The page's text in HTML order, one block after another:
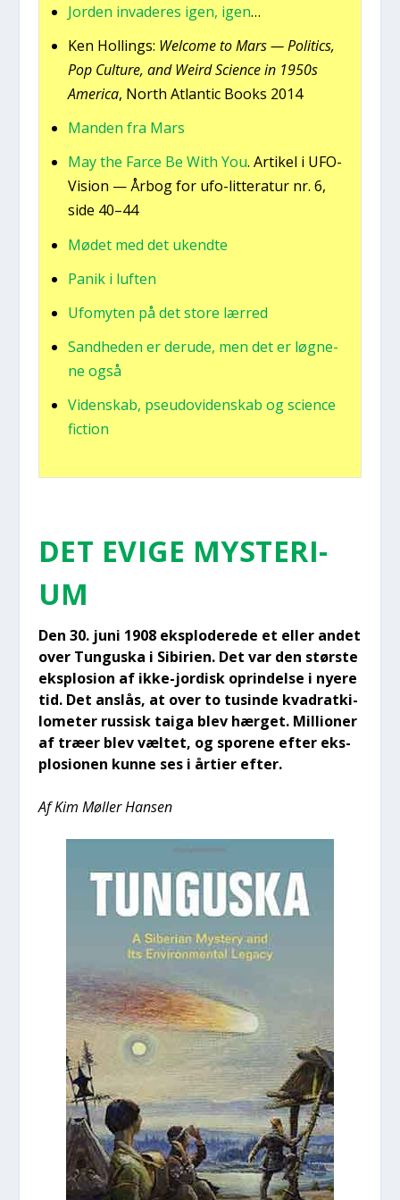
Jor­den inva­de­res igen, igen…
Ken Hol­lings: Welco­me to Mars — Poli­ti­cs,
Pop Cul­tu­re, and Weird Sci­en­ce in 1950s
Ame­ri­ca, North Atlan­tic Books 2014
Man­den fra Mars
May the Far­ce Be With You. Arti­kel i UFO-
Vision — Årbog for ufo-lit­te­ra­tur nr. 6,
side 40–44
Mødet med det ukend­te
Panik i luf­ten
Ufo­myten på det sto­re lær­red
Sand­he­den er der­u­de, men det er løg­ne­
ne også
Viden­skab, pseu­d­ovi­den­skab og sci­en­ce
fiction
DET EVI­GE MYSTE­RI­
UM
Den 30. juni 1908 eks­plo­de­re­de et eller andet
over Tungu­ska i Sibi­ri­en. Det var den stør­ste
eks­plo­sion af ikke-jor­disk oprin­del­se i nye­re
tid. Det anslås, at over to tusin­de kva­drat­ki­
lo­me­ter rus­sisk tai­ga blev hær­get. Mil­li­o­ner
af træ­er blev væl­tet, og spo­re­ne efter eks­
plo­sio­nen kun­ne ses i årti­er efter.
Af Kim Møl­ler Han­sen